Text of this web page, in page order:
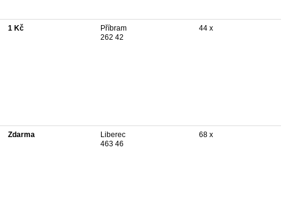
1 Kč
Příbram
262 42
44 x
Zdarma
Liberec
463 46
68 x